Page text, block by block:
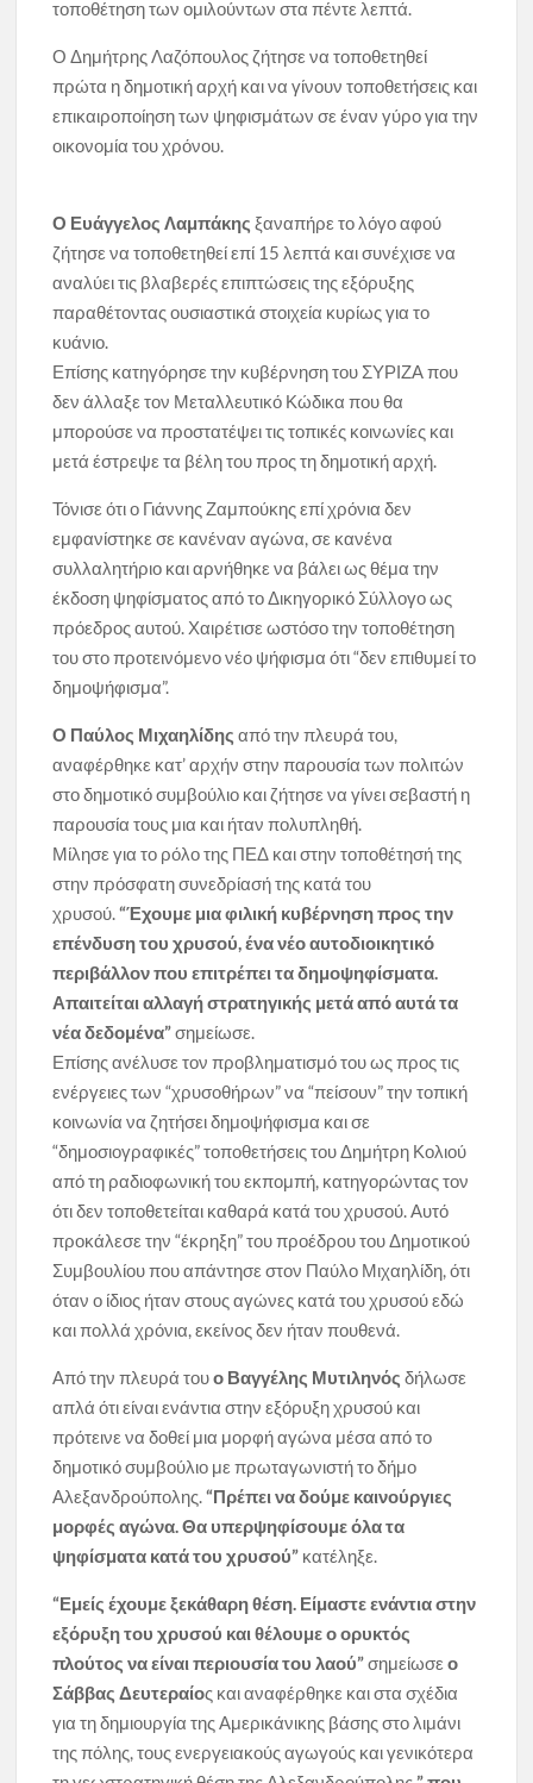
τοποθέτηση των ομιλούντων στα πέντε λεπτά.
Ο Δημήτρης Λαζόπουλος ζήτησε να τοποθετηθεί
πρώτα η δημοτική αρχή και να γίνουν τοποθετήσεις και
επικαιροποίηση των ψηφισμάτων σε έναν γύρο για την
οικονομία του χρόνου.
Ο Ευάγγελος Λαμπάκης ξαναπήρε το λόγο αφού
ζήτησε να τοποθετηθεί επί 15 λεπτά και συνέχισε να
αναλύει τις βλαβερές επιπτώσεις της εξόρυξης
παραθέτοντας ουσιαστικά στοιχεία κυρίως για το
κυάνιο.
Επίσης κατηγόρησε την κυβέρνηση του ΣΥΡΙΖΑ που
δεν άλλαξε τον Μεταλλευτικό Κώδικα που θα
μπορούσε να προστατέψει τις τοπικές κοινωνίες και
μετά έστρεψε τα βέλη του προς τη δημοτική αρχή.
Τόνισε ότι ο Γιάννης Ζαμπούκης επί χρόνια δεν
εμφανίστηκε σε κανέναν αγώνα, σε κανένα
συλλαλητήριο και αρνήθηκε να βάλει ως θέμα την
έκδοση ψηφίσματος από το Δικηγορικό Σύλλογο ως
πρόεδρος αυτού. Χαιρέτισε ωστόσο την τοποθέτηση
του στο προτεινόμενο νέο ψήφισμα ότι “δεν επιθυμεί το
δημοψήφισμα”.
Ο Παύλος Μιχαηλίδης από την πλευρά του,
αναφέρθηκε κατ’ αρχήν στην παρουσία των πολιτών
στο δημοτικό συμβούλιο και ζήτησε να γίνει σεβαστή η
παρουσία τους μια και ήταν πολυπληθή.
Μίλησε για το ρόλο της ΠΕΔ και στην τοποθέτησή της
στην πρόσφατη συνεδρίασή της κατά του
χρυσού.“Έχουμε μια φιλική κυβέρνηση προς την
επένδυση του χρυσού, ένα νέο αυτοδιοικητικό
περιβάλλον που επιτρέπει τα δημοψηφίσματα.
Απαιτείται αλλαγή στρατηγικής μετά από αυτά τα
νέα δεδομένα”σημείωσε.
Επίσης ανέλυσε τον προβληματισμό του ως προς τις
ενέργειες των “χρυσοθήρων” να “πείσουν” την τοπική
κοινωνία να ζητήσει δημοψήφισμα και σε
“δημοσιογραφικές” τοποθετήσεις του Δημήτρη Κολιού
από τη ραδιοφωνική του εκπομπή, κατηγορώντας τον
ότι δεν τοποθετείται καθαρά κατά του χρυσού. Αυτό
προκάλεσε την “έκρηξη” του προέδρου του Δημοτικού
Συμβουλίου που απάντησε στον Παύλο Μιχαηλίδη, ότι
όταν ο ίδιος ήταν στους αγώνες κατά του χρυσού εδώ
και πολλά χρόνια, εκείνος δεν ήταν πουθενά.
Από την πλευρά τουο Βαγγέλης Μυτιληνός δήλωσε
απλά ότι είναι ενάντια στην εξόρυξη χρυσού και
πρότεινε να δοθεί μια μορφή αγώνα μέσα από το
δημοτικό συμβούλιο με πρωταγωνιστή το δήμο
Αλεξανδρούπολης.“Πρέπει να δούμε καινούργιες
μορφές αγώνα. Θα υπερψηφίσουμε όλα τα
ψηφίσματα κατά του χρυσού” κατέληξε.
“Εμείς έχουμε ξεκάθαρη θέση. Είμαστε ενάντια στην
εξόρυξη του χρυσού και θέλουμε ο ορυκτός
πλούτος να είναι περιουσία του λαού”σημείωσεο
Σάββας Δευτεραίος και αναφέρθηκε και στα σχέδια
για τη δημιουργία της Αμερικάνικης βάσης στο λιμάνι
της πόλης, τους ενεργειακούς αγωγούς και γενικότερα